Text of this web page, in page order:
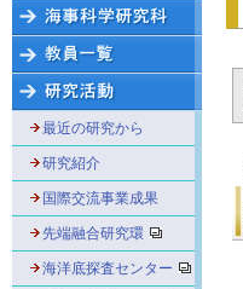
最近の研究から
研究紹介
国際交流事業成果
先端融合研究環
海洋底探査センター